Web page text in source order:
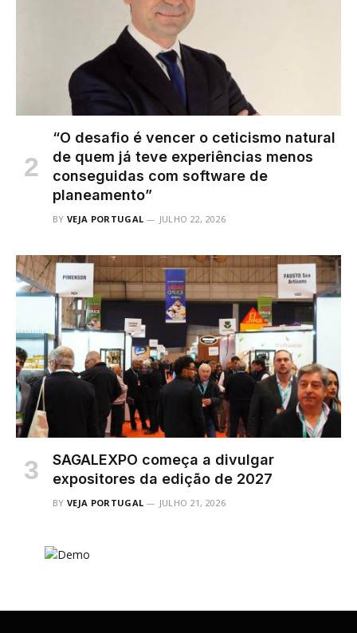
“O desafio é vencer o ceticismo natural
de quem já teve experiências menos
conseguidas com software de
planeamento”
BY VEJA PORTUGAL JULHO 22, 2026
SAGALEXPO começa a divulgar
expositores da edição de 2027
BY VEJA PORTUGAL JULHO 21, 2026